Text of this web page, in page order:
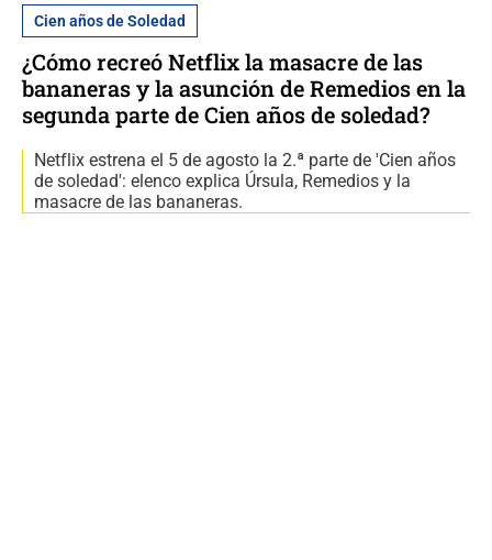
Cien años de Soledad
¿Cómo recreó Netflix la masacre de las
bananeras y la asunción de Remedios en la
segunda parte de Cien años de soledad?
Netflix estrena el 5 de agosto la 2.ª parte de 'Cien años
de soledad': elenco explica Úrsula, Remedios y la
masacre de las bananeras.